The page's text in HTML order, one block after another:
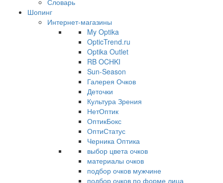
Словарь
Шопинг
Интернет-магазины
My Optika
OpticTrend.ru
Optika Outlet
RB OCHKI
Sun-Season
Галерея Очков
Деточки
Культура Зрения
НетОптик
ОптикБокс
ОптиСтатус
Черника Оптика
выбор цвета очков
материалы очков
подбор очков мужчине
подбор очков по форме лица